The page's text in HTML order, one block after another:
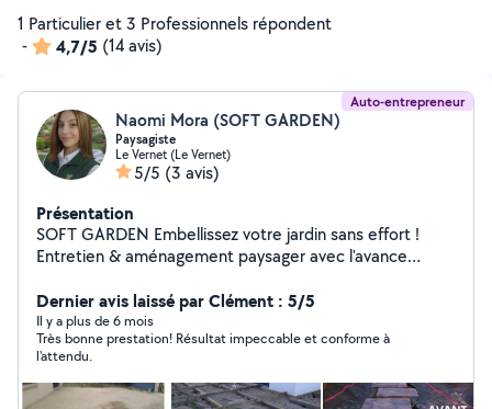
1 Particulier et 3 Professionnels répondent
-
4,7/5 (14 avis)
Auto-entrepreneur
Naomi Mora (SOFT GARDEN)
Paysagiste
Le Vernet (Le Vernet)
5/5 (3 avis)
Présentation
SOFT GARDEN Embellissez votre jardin sans effort !
Entretien & aménagement paysager avec l'avance
dès la facture.
Dernier avis laissé par Clément : 5/5
Il y a plus de 6 mois
Très bonne prestation! Résultat impeccable et conforme à
l'attendu.